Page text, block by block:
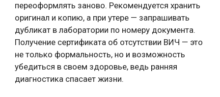
переоформлять заново. Рекомендуется хранить
оригинал и копию, а при утере — запрашивать
дубликат в лаборатории по номеру документа.
Получение сертификата об отсутствии ВИЧ — это
не только формальность, но и возможность
убедиться в своем здоровье, ведь ранняя
диагностика спасает жизни.